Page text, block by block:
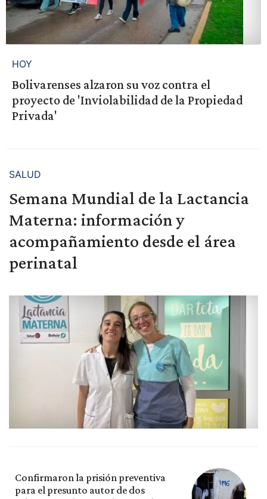
HOY
Bolivarenses alzaron su voz contra el
proyecto de 'Inviolabilidad de la Propiedad
Privada'
SALUD
Semana Mundial de la Lactancia
Materna: información y
acompañamiento desde el área
perinatal
Confirmaron la prisión preventiva
para el presunto autor de dos